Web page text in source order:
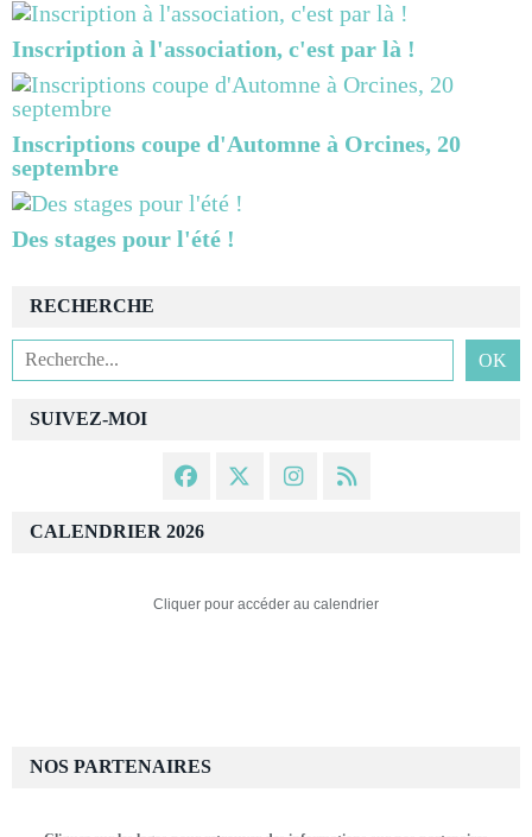
Inscription à l'association, c'est par là !
Inscriptions coupe d'Automne à Orcines, 20
septembre
Des stages pour l'été !
SUIVEZ-MOI
RECHERCHE
CALENDRIER 2026
Cliquer pour accéder au calendrier
NOS PARTENAIRES